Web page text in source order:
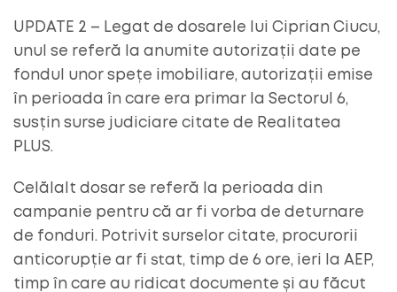
UPDATE 2 – Legat de dosarele lui Ciprian Ciucu,
unul se referă la anumite autorizații date pe
fondul unor spețe imobiliare, autorizații emise
în perioada în care era primar la Sectorul 6,
susțin surse judiciare citate de Realitatea
PLUS.
Celălalt dosar se referă la perioada din
campanie pentru că ar fi vorba de deturnare
de fonduri. Potrivit surselor citate, procurorii
anticorupție ar fi stat, timp de 6 ore, ieri la AEP,
timp în care au ridicat documente și au făcut